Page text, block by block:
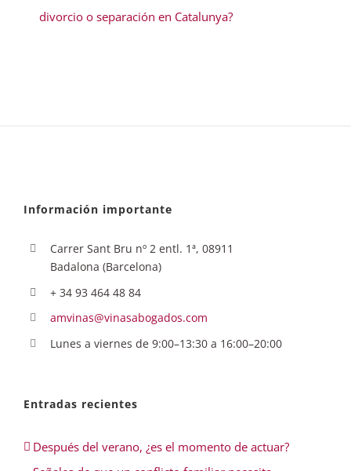
divorcio o separación en Catalunya?
Información importante
Carrer Sant Bru nº 2 entl. 1ª, 08911
Badalona (Barcelona)
+ 34 93 464 48 84
amvinas@vinasabogados.com
Lunes a viernes de 9:00–13:30 a 16:00–20:00
Entradas recientes
Después del verano, ¿es el momento de actuar?